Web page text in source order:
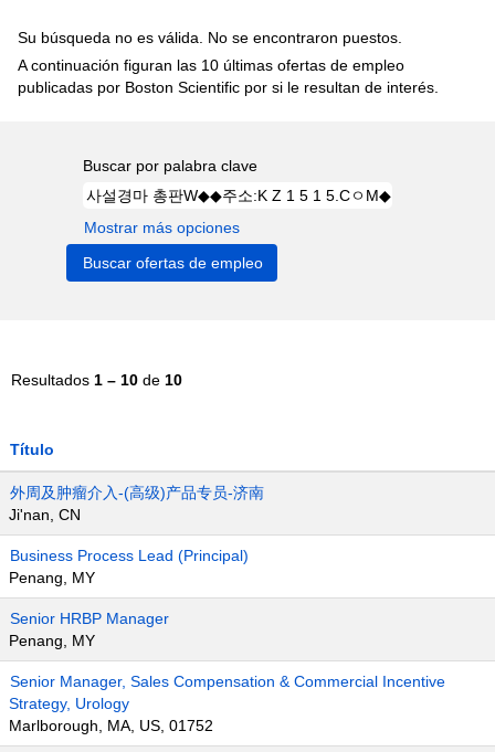
Su búsqueda no es válida. No se encontraron puestos.
A continuación figuran las 10 últimas ofertas de empleo
publicadas por Boston Scientific por si le resultan de interés.
Buscar por palabra clave
Mostrar más opciones
Resultados 1 – 10 de 10
Título
外周及肿瘤介入-(高级)产品专员-济南
Ji'nan, CN
Business Process Lead (Principal)
Penang, MY
Senior HRBP Manager
Penang, MY
Senior Manager, Sales Compensation & Commercial Incentive
Strategy, Urology
Marlborough, MA, US, 01752